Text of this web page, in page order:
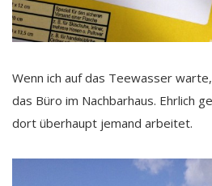
Wenn ich auf das Teewasser
das Büro im Nachbarhaus. Ehrlich
dort überhaupt jemand arbeitet.